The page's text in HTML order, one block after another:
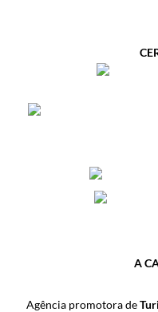
A
Agência promotora de